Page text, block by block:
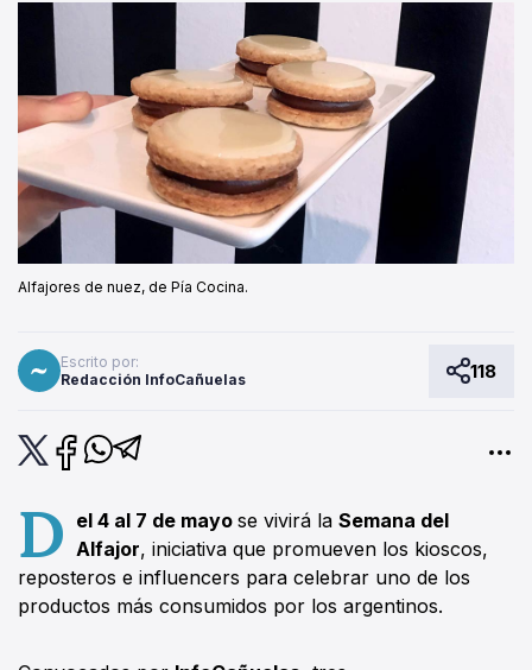
Alfajores de nuez, de Pía Cocina.
Escrito por:
Redacción InfoCañuelas
118
D el 4 al 7 de mayose vivirá laSemana del
Alfajor, iniciativa que promueven los kioscos,
reposteros e influencers para celebrar uno de los
productos más consumidos por los argentinos.